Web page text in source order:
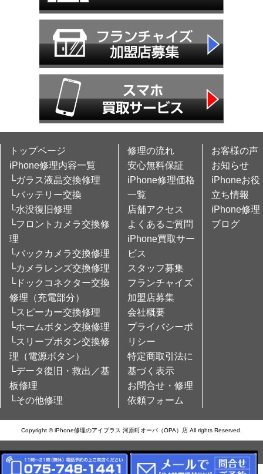
トップページ
iPhone修理内容一覧
└ガラス液晶交換修理
└バッテリー交換
└水没復旧修理
└フロントカメラ交換修
理
└バックカメラ交換修理
└カメラレンズ交換修理
└ドックコネクター交換
修理（充電部分）
└スピーカー交換修理
└ホームボタン交換修理
└スリープボタン交換修
理（電源ボタン）
└データ復旧・救出／基
板修理
└その他修理
修理の流れ
安心無料保証
iPhone修理価格
一覧
店舗アクセス
よくあるご質問
iPhone買取サー
ビス
スタッフ募集
フランチャイズ
加盟店募集
会社概要
プライバシーポ
リシー
特定商取引法に
基づく表示
お問合せ・修理
依頼フォーム
お客様の声
お知らせ
iPhoneお役
立ち情報
iPhone修理
ブログ
Copyright © iPhone修理のアイプラス 河原町オーパ（OPA）店 All rights Reserved.